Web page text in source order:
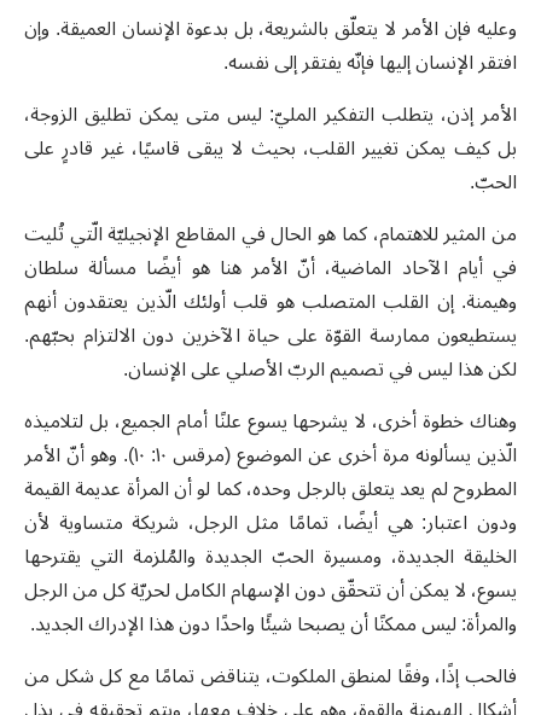
وعليه فإن الأمر لا يتعلّق بالشريعة، بل بدعوة الإنسان العميقة. وإن
افتقر الإنسان إليها فإنّه يفتقر إلى نفسه.
الأمر إذن، يتطلب التفكير المليّ: ليس متى يمكن تطليق الزوجة،
بل كيف يمكن تغيير القلب، بحيث لا يبقى قاسيًا، غير قادرٍ على
الحبّ.
من المثير للاهتمام، كما هو الحال في المقاطع الإنجيليّة الّتي تُليت
في أيام الآحاد الماضية، أنّ الأمر هنا هو أيضًا مسألة سلطان
وهيمنة. إن القلب المتصلب هو قلب أولئك الّذين يعتقدون أنهم
يستطيعون ممارسة القوّة على حياة الآخرين دون الالتزام بحبّهم.
لكن هذا ليس في تصميم الربّ الأصلي على الإنسان.
وهناك خطوة أخرى، لا يشرحها يسوع علنًا أمام الجميع، بل لتلاميذه
الّذين يسألونه مرة أخرى عن الموضوع (مرقس ١٠: ١٠). وهو أنّ الأمر
المطروح لم يعد يتعلق بالرجل وحده، كما لو أن المرأة عديمة القيمة
ودون اعتبار: هي أيضًا، تمامًا مثل الرجل، شريكة متساوية لأن
الخليقة الجديدة، ومسيرة الحبّ الجديدة والمُلزمة التي يقترحها
يسوع، لا يمكن أن تتحقّق دون الإسهام الكامل لحريّة كل من الرجل
والمرأة: ليس ممكنًا أن يصبحا شيئًا واحدًا دون هذا الإدراك الجديد.
فالحب إذًا، وفقًا لمنطق الملكوت، يتناقض تمامًا مع كل شكل من